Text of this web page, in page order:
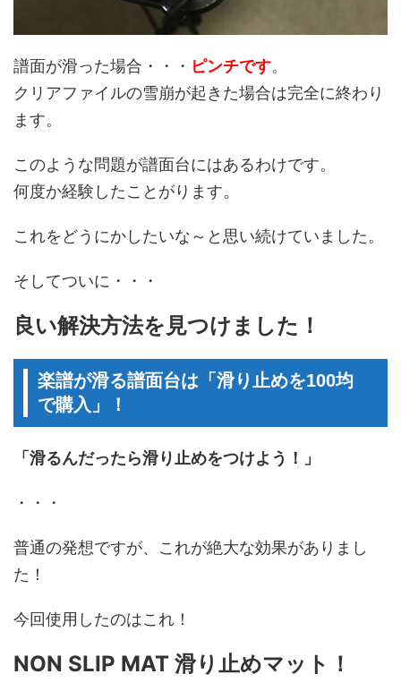
譜面が滑った場合・・・ ピンチです。
クリアファイルの雪崩が起きた場合は完全に終わり
ます。
このような問題が譜面台にはあるわけです。
何度か経験したことがります。
これをどうにかしたいな～と思い続けていました。
そしてついに・・・
良い解決方法を見つけました！
楽譜が滑る譜面台は「滑り止めを100均
で購入」！
「滑るんだったら滑り止めをつけよう！」
・・・
普通の発想ですが、これが絶大な効果がありまし
た！
今回使用したのはこれ！
NON SLIP MAT 滑り止めマット！